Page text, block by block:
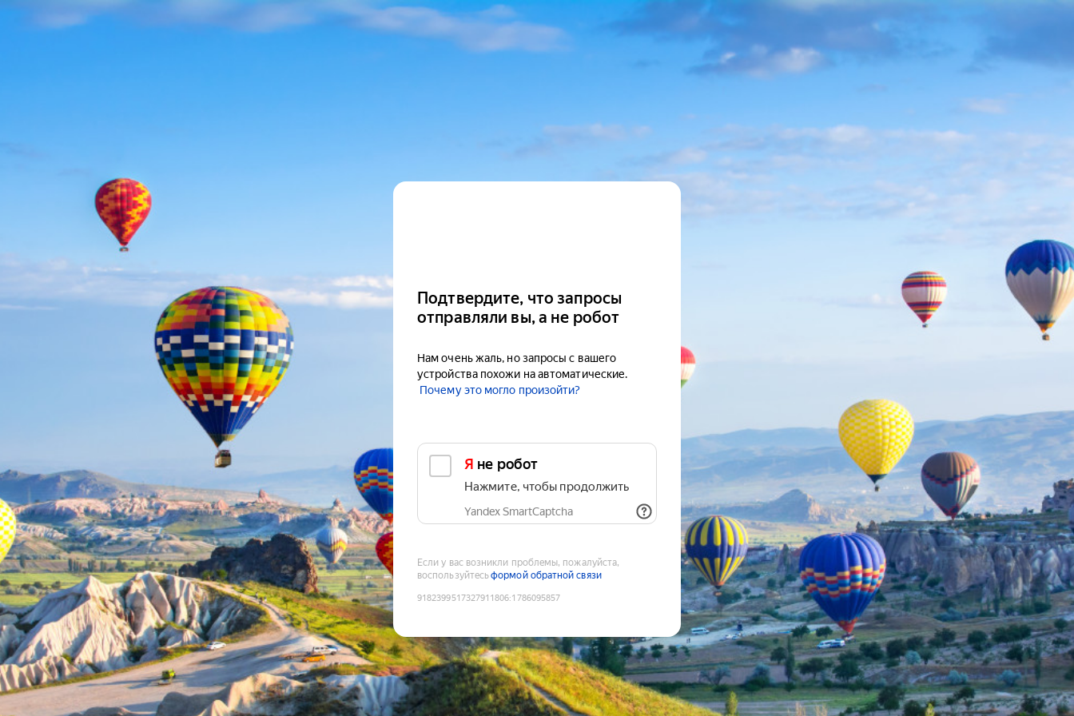
Подтвердите, что запросы
отправляли вы, а не робот
Нам очень жаль, но запросы с вашего
устройства похожи на автоматические.
Почему это могло произойти?
Я не робот
Нажмите, чтобы продолжить
Yandex SmartCaptcha
Если у вас возникли проблемы, пожалуйста,
воспользуйтесьформой обратной связи
9182399517327911806:1786095857